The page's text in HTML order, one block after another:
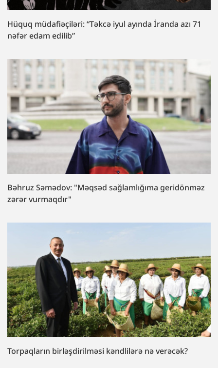
Hüquq müdafiəçiləri: “Təkcə iyul ayında İranda azı 71
nəfər edam edilib”
Bəhruz Səmədov: "Məqsəd sağlamlığıma geridönməz
zərər vurmaqdır"
Torpaqların birləşdirilməsi kəndlilərə nə verəcək?